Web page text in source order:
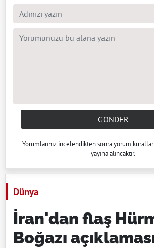
GÖNDER
Yorumlarınız incelendikten sonrayorum
yayına alıncaktır.
Dünya
İran'dan flaş
Boğazı